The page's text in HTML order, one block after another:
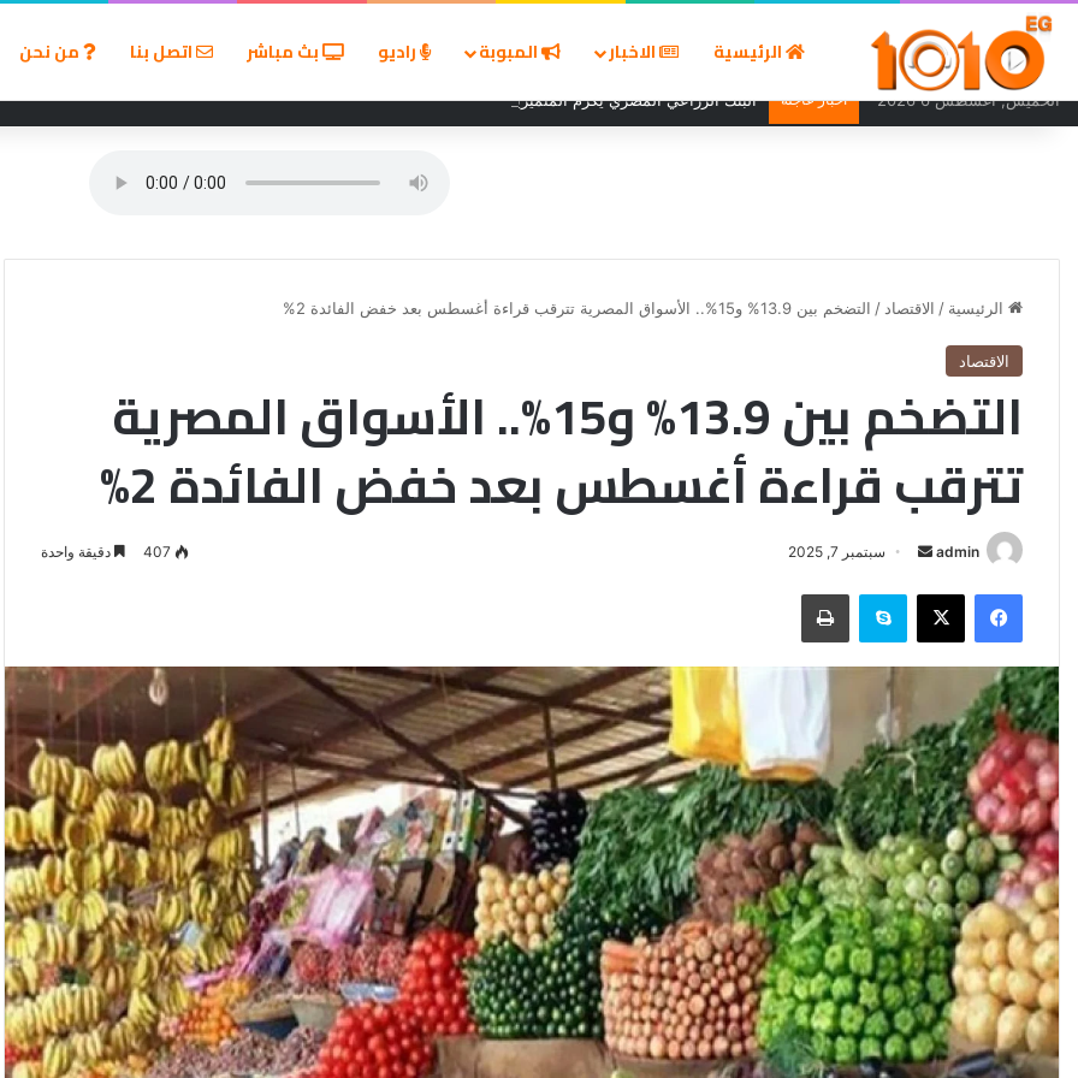
الرئيسية الاخبار المبوبة راديو بث مباشر اتصل بنا من نحن
الخميس, أغسطس 6 2026 أخبار عاجلة البنك الزراعي المصري يكرّم المتميزين في مسابقة القروض الشخصية بعد نتائج قوية بالربع الأول من 2026
الرئيسية / الاقتصاد / التضخم بين 13.9% و15%.. الأسواق المصرية تترقب قراءة أغسطس بعد خفض الفائدة 2%
الاقتصاد
التضخم بين 13.9% و15%.. الأسواق المصرية
تترقب قراءة أغسطس بعد خفض الفائدة 2%
admin
أرسل
إلكترونيا
سبتمبر 7, 2025 407 دقيقة واحدة
فيسبوك ‫X سكايب طباعة